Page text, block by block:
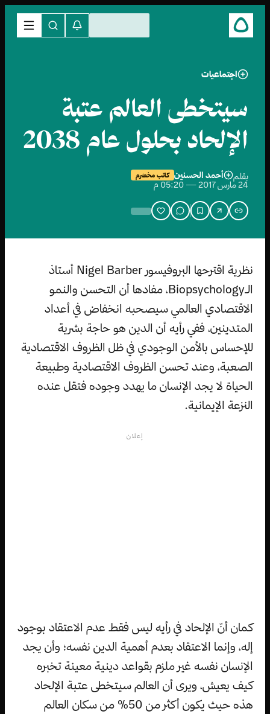
اجتماعيات
سيتخطى العالم عتبة
الإلحاد بحلول عام 2038
بقلم أحمد الحسنين كاتب مخضرم
24 مارس 2017 — 05:20 م
نظرية اقترحها البروفيسور Nigel Barber أستاذ
الـBiopsychology، مفادها أن التحسن والنمو
الاقتصادي العالمي سيصحبه انخفاض في أعداد
المتدينين، ففي رأيه أن الدين هو حاجة بشرية
للإحساس بالأمن الوجودي في ظل الظروف الاقتصادية
الصعبة، وعند تحسن الظروف الاقتصادية وطبيعة
الحياة لا يجد الإنسان ما يهدد وجوده فتقل عنده
النزعة الإيمانية.
إعلان
كمان أنّ الإلحاد في رأيه ليس فقط عدم الاعتقاد بوجود
إله، وإنما الاعتقاد بعدم أهمية الدين نفسه؛ وأن يجد
الإنسان نفسه غير ملزم بقواعد دينية معينة تخبره
كيف يعيش، ويرى أن العالم سيتخطى عتبة الإلحاد
هذه حيث يكون أكثر من 50% من سكان العالم